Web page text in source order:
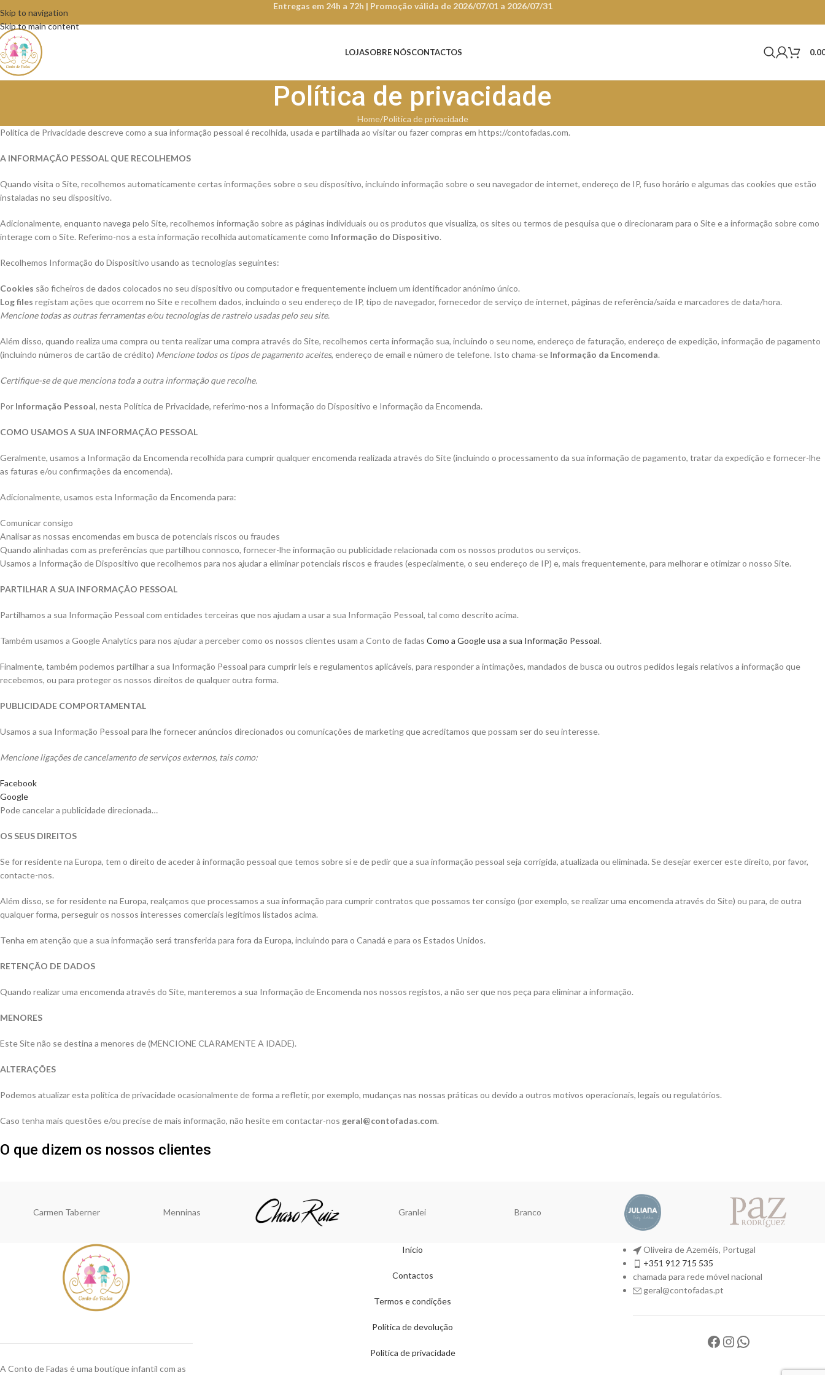
Skip to navigation
Skip to main content
Entregas em 24h a 72h | Promoção válida de 2026/07/01 a 2026/07/31
LOJASOBRE NÓSCONTACTOS
Política de privacidade
Home Política de privacidade
Política de Privacidade descreve como a sua informação pessoal é recolhida, usada e partilhada ao visitar ou fazer compras em https://contofadas.com.
A INFORMAÇÃO PESSOAL QUE RECOLHEMOS
Quando visita o Site, recolhemos automaticamente certas informações sobre o seu dispositivo, incluindo informação sobre o seu navegador de internet, endereço de IP, fuso horário e algumas das cookies que estão
instaladas no seu dispositivo.
Adicionalmente, enquanto navega pelo Site, recolhemos informação sobre as páginas individuais ou os produtos que visualiza, os sites ou termos de pesquisa que o direcionaram para o Site e a informação sobre como
interage com o Site. Referimo-nos a esta informação recolhida automaticamente como Informação do Dispositivo.
Recolhemos Informação do Dispositivo usando as tecnologias seguintes:
Cookies são ficheiros de dados colocados no seu dispositivo ou computador e frequentemente incluem um identificador anónimo único.
Log files registam ações que ocorrem no Site e recolhem dados, incluindo o seu endereço de IP, tipo de navegador, fornecedor de serviço de internet, páginas de referência/saída e marcadores de data/hora.
Mencione todas as outras ferramentas e/ou tecnologias de rastreio usadas pelo seu site.
Além disso, quando realiza uma compra ou tenta realizar uma compra através do Site, recolhemos certa informação sua, incluindo o seu nome, endereço de faturação, endereço de expedição, informação de pagamento
(incluindo números de cartão de crédito) Mencione todos os tipos de pagamento aceites, endereço de email e número de telefone. Isto chama-se Informação da Encomenda.
Certifique-se de que menciona toda a outra informação que recolhe.
Por Informação Pessoal, nesta Política de Privacidade, referimo-nos a Informação do Dispositivo e Informação da Encomenda.
COMO USAMOS A SUA INFORMAÇÃO PESSOAL
Geralmente, usamos a Informação da Encomenda recolhida para cumprir qualquer encomenda realizada através do Site (incluindo o processamento da sua informação de pagamento, tratar da expedição e fornecer-lhe
as faturas e/ou confirmações da encomenda).
Adicionalmente, usamos esta Informação da Encomenda para:
Comunicar consigo
Analisar as nossas encomendas em busca de potenciais riscos ou fraudes
Quando alinhadas com as preferências que partilhou connosco, fornecer-lhe informação ou publicidade relacionada com os nossos produtos ou serviços.
Usamos a Informação de Dispositivo que recolhemos para nos ajudar a eliminar potenciais riscos e fraudes (especialmente, o seu endereço de IP) e, mais frequentemente, para melhorar e otimizar o nosso Site.
PARTILHAR A SUA INFORMAÇÃO PESSOAL
Partilhamos a sua Informação Pessoal com entidades terceiras que nos ajudam a usar a sua Informação Pessoal, tal como descrito acima.
Também usamos a Google Analytics para nos ajudar a perceber como os nossos clientes usam a Conto de fadas Como a Google usa a sua Informação Pessoal.
Finalmente, também podemos partilhar a sua Informação Pessoal para cumprir leis e regulamentos aplicáveis, para responder a intimações, mandados de busca ou outros pedidos legais relativos a informação que
recebemos, ou para proteger os nossos direitos de qualquer outra forma.
PUBLICIDADE COMPORTAMENTAL
Usamos a sua Informação Pessoal para lhe fornecer anúncios direcionados ou comunicações de marketing que acreditamos que possam ser do seu interesse.
Mencione ligações de cancelamento de serviços externos, tais como:
Facebook
Google
Pode cancelar a publicidade direcionada…
OS SEUS DIREITOS
Se for residente na Europa, tem o direito de aceder à informação pessoal que temos sobre si e de pedir que a sua informação pessoal seja corrigida, atualizada ou eliminada. Se desejar exercer este direito, por favor,
contacte-nos.
Além disso, se for residente na Europa, realçamos que processamos a sua informação para cumprir contratos que possamos ter consigo (por exemplo, se realizar uma encomenda através do Site) ou para, de outra
qualquer forma, perseguir os nossos interesses comerciais legítimos listados acima.
Tenha em atenção que a sua informação será transferida para fora da Europa, incluindo para o Canadá e para os Estados Unidos.
RETENÇÃO DE DADOS
Quando realizar uma encomenda através do Site, manteremos a sua Informação de Encomenda nos nossos registos, a não ser que nos peça para eliminar a informação.
MENORES
Este Site não se destina a menores de (MENCIONE CLARAMENTE A IDADE).
ALTERAÇÕES
Podemos atualizar esta política de privacidade ocasionalmente de forma a refletir, por exemplo, mudanças nas nossas práticas ou devido a outros motivos operacionais, legais ou regulatórios.
Caso tenha mais questões e/ou precise de mais informação, não hesite em contactar-nos geral@contofadas.com.
O que dizem os nossos clientes
Carmen Taberner Menninas Granlei Branco
A Conto de Fadas é uma boutique infantil com as
Início
Contactos
Termos e condições
Política de devolução
Política de privacidade
Oliveira de Azeméis, Portugal
+351 912 715 535
chamada para rede móvel nacional
geral@contofadas.pt